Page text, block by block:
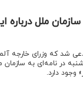
ملل درباره
مدعی شد که وزرای
در نامه‌ای به سازمان
وجود دارد.